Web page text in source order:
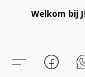
Welkom bij